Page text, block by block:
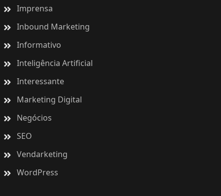
Imprensa
Inbound Marketing
Informativo
Inteligência Artificial
Interessante
Marketing Digital
Negócios
SEO
Vendarketing
WordPress